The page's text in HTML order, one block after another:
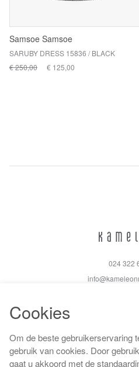
Samsoe Samsoe
SARUBY DRESS 15836 / BLACK
€ 250,00
€ 125,00
024 322
Algemene
Privacy
Cookies
Om de beste gebruikerservaring
gebruik van cookies. Door
gaat u akkoord met de